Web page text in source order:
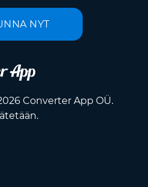
NYT
Converter App OÜ.